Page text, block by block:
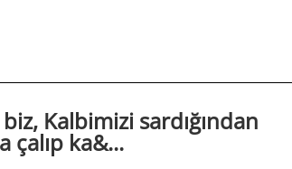
Kalbimizi sardığından
çalıp ka&...